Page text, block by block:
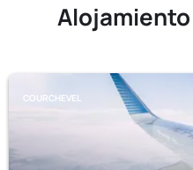
COURCHEVEL